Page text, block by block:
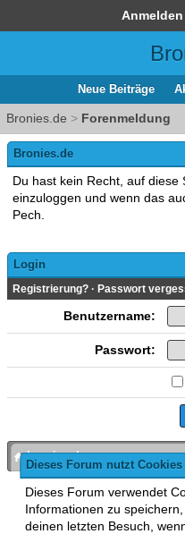
Anmelden
Neue Beiträge
Bronies.de > Forenmeldung
Dieses Forum nutzt Cookies
Dieses Forum verwendet
Informationen zu
deinen letzten Besuch,
Bronies.de
Du hast kein Recht, auf diese
einzuloggen und wenn das
Pech.
Login
Registrierung? · Passwort
Benutzername:
Passwort:
bronies.de
MyBB ,
Zur
This forum uses